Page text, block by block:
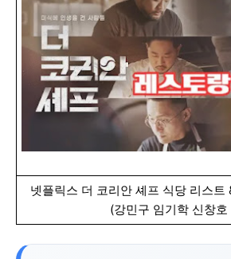
넷플릭스 더 코리안 셰프 식당 리스트
(강민구 임기학 신창호